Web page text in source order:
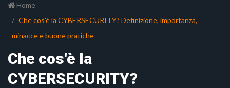
Home
Che cos'è la CYBERSECURITY? Definizione, importanza,
minacce e buone pratiche
Che cos'è la
CYBERSECURITY?